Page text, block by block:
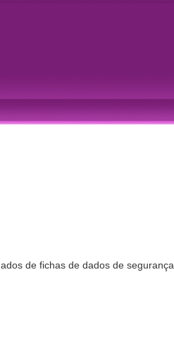
de fichas de dados de segurança.